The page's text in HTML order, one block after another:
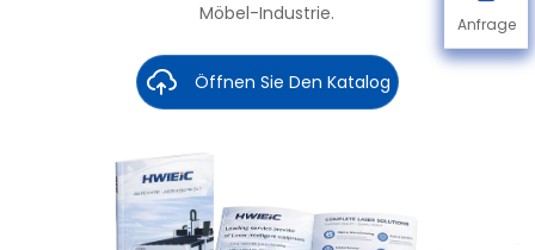
Möbel-Industrie.
Öffnen Sie Den Katalog
Anfrage